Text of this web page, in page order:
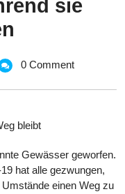
sie
0 Comment
bleibt
Gewässer geworfen.
hat alle gezwungen,
einen Weg zu